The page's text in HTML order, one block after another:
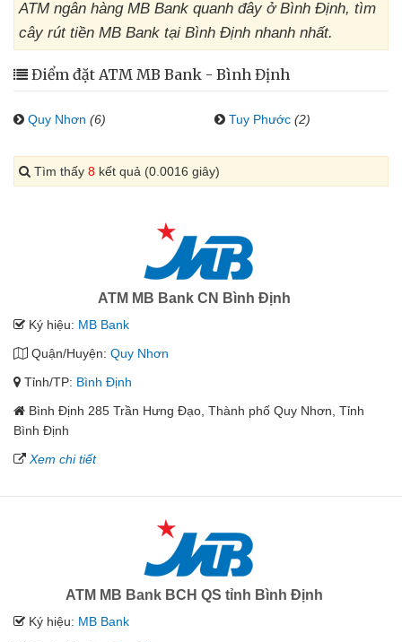
ATM ngân hàng MB Bank quanh đây ở Bình Định, tìm
cây rút tiền MB Bank tại Bình Định nhanh nhất.
Điểm đặt ATM MB Bank - Bình Định
Quy Nhơn (6) Tuy Phước (2)
Tìm thấy 8 kết quả (0.0016 giây)
ATM MB Bank CN Bình Định
Ký hiệu: MB Bank
Quận/Huyện: Quy Nhơn
Tỉnh/TP: Bình Định
Bình Định 285 Trần Hưng Đạo, Thành phố Quy Nhơn, Tỉnh
Bình Định
Xem chi tiết
ATM MB Bank BCH QS tỉnh Bình Định
Ký hiệu: MB Bank